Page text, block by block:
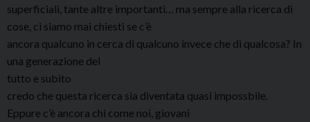
superficiali, tante altre importanti… ma sempre alla ricerca di
cose, ci siamo mai chiesti se c’è
ancora qualcuno in cerca di qualcuno invece che di qualcosa? In
una generazione del
tutto e subito
credo che questa ricerca sia diventata quasi impossbile.
Eppure c’è ancora chi come noi, giovani